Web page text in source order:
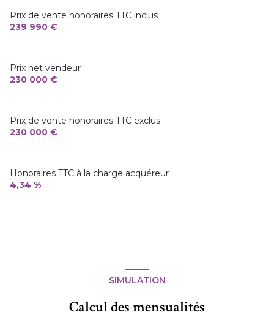
Prix de vente honoraires TTC inclus
239 990 €
Prix net vendeur
230 000 €
Prix de vente honoraires TTC exclus
230 000 €
Honoraires TTC à la charge acquéreur
4,34 %
SIMULATION
Calcul des mensualités